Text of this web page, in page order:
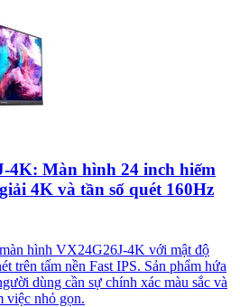
4K: Màn hình 24 inch hiếm
4K và tần số quét 160Hz
hình VX24G26J-4K với mật độ
trên tấm nền Fast IPS. Sản phẩm hứa
dùng cần sự chính xác màu sắc và
việc nhỏ gọn.